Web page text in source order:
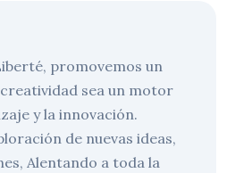
promovemos un
sea un motor
y la innovación.
de nuevas ideas,
Alentando a toda la